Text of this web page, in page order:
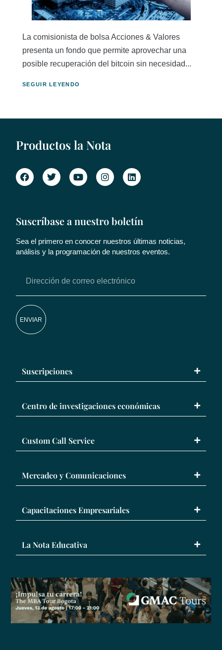
La comisionista de bolsa Acciones & Valores
presenta un fondo que permite aprovechar una
posible recuperación del bitcoin sin necesidad...
SEGUIR LEYENDO
Productos la Nota
Suscríbase a nuestro boletín
Sea el primero en conocer nuestros últimas noticias,
análisis y la programación de nuestros eventos.
ENVIAR
Suscripciones
Centro de investigaciones económicas
Custom Call Service
Mercadeo y Comunicaciones
Capacitaciones Empresariales
La Nota Educativa